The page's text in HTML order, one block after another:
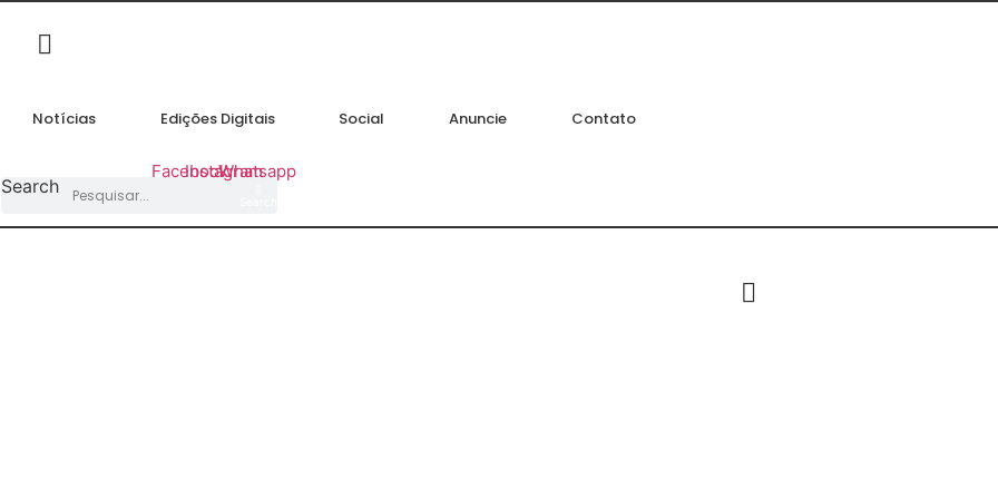
Notícias Edições Digitais Social Anuncie Contato
Facebook
Instagram
Whatsapp
Search